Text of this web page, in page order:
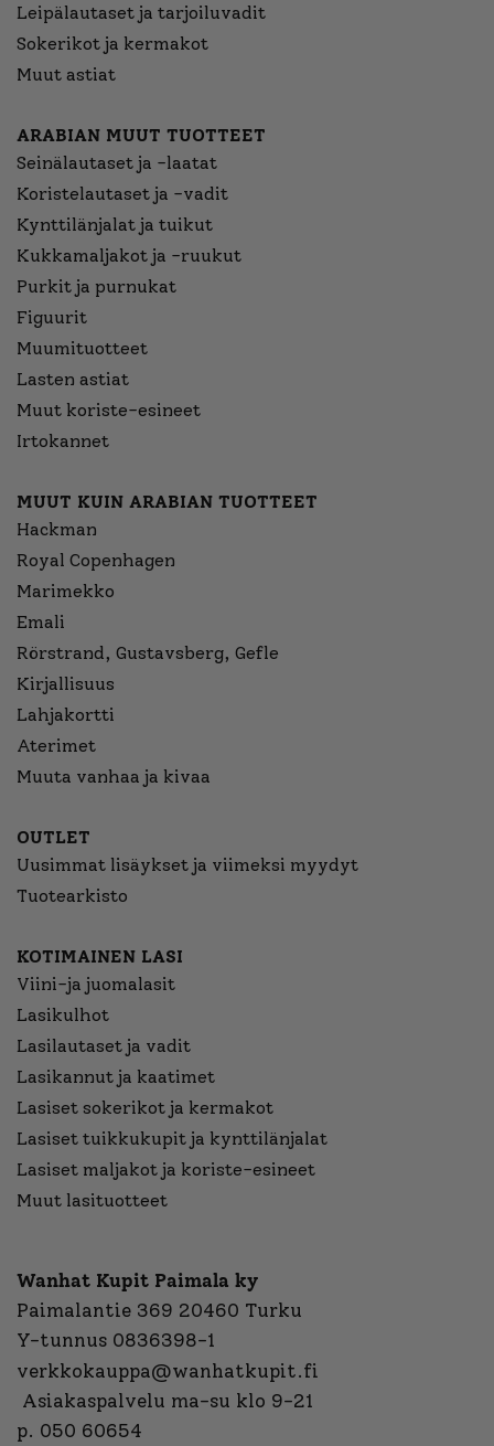
Leipälautaset ja tarjoiluvadit
Sokerikot ja kermakot
Muut astiat
ARABIAN MUUT TUOTTEET
Seinälautaset ja -laatat
Koristelautaset ja -vadit
Kynttilänjalat ja tuikut
Kukkamaljakot ja -ruukut
Purkit ja purnukat
Figuurit
Muumituotteet
Lasten astiat
Muut koriste-esineet
Irtokannet
MUUT KUIN ARABIAN TUOTTEET
Hackman
Royal Copenhagen
Marimekko
Emali
Rörstrand, Gustavsberg, Gefle
Kirjallisuus
Lahjakortti
Aterimet
Muuta vanhaa ja kivaa
OUTLET
Uusimmat lisäykset ja viimeksi myydyt
Tuotearkisto
KOTIMAINEN LASI
Viini-ja juomalasit
Lasikulhot
Lasilautaset ja vadit
Lasikannut ja kaatimet
Lasiset sokerikot ja kermakot
Lasiset tuikkukupit ja kynttilänjalat
Lasiset maljakot ja koriste-esineet
Muut lasituotteet
Wanhat Kupit Paimala ky
Paimalantie 369 20460 Turku
Y-tunnus 0836398-1
verkkokauppa@wanhatkupit.fi
Asiakaspalvelu ma-su klo 9-21
p. 050 60654